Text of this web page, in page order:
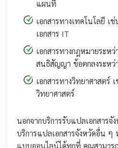
แผนที่
เอกสารทางเทคโนโลยี เ
เอกสาร IT
เอกสารทางกฎหมายระห
สนธิสัญญา ข้อตกลงระหว่
เอกสารทางวิทยาศาสตร์
วิทยาศาสตร์
นอกจากบริการรับแปลเอกสารจั
บริการแปลเอกสารจังหวัดอื่น ๆ
แบบออนไลน์ได้ทุกที่ คุณสามาร